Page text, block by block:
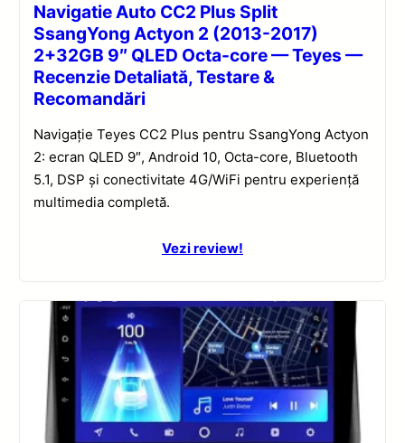
Navigatie Auto CC2 Plus Split
SsangYong Actyon 2 (2013-2017)
2+32GB 9″ QLED Octa-core — Teyes —
Recenzie Detaliată, Testare &
Recomandări
Navigație Teyes CC2 Plus pentru SsangYong Actyon
2: ecran QLED 9″, Android 10, Octa-core, Bluetooth
5.1, DSP și conectivitate 4G/WiFi pentru experiență
multimedia completă.
Vezi review!